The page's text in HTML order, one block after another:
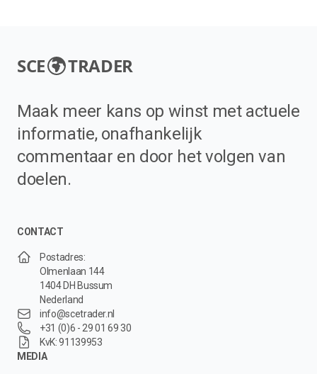
SCE TRADER
Maak meer kans op winst met actuele
informatie, onafhankelijk
commentaar en door het volgen van
doelen.
CONTACT
Postadres:
Olmenlaan 144
1404 DH Bussum
Nederland
info@scetrader.nl
+31 (0)6 - 29 01 69 30
KvK: 91139953
MEDIA